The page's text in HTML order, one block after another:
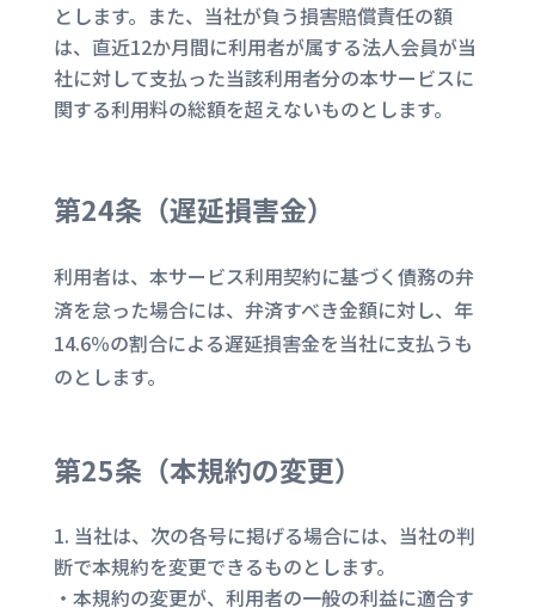
とします。また、当社が負う損害賠償責任の額
は、直近12か月間に利用者が属する法人会員が当
社に対して支払った当該利用者分の本サービスに
関する利用料の総額を超えないものとします。
第24条（遅延損害金）
利用者は、本サービス利用契約に基づく債務の弁
済を怠った場合には、弁済すべき金額に対し、年
14.6％の割合による遅延損害金を当社に支払うも
のとします。
第25条（本規約の変更）
当社は、次の各号に掲げる場合には、当社の判
断で本規約を変更できるものとします。
・本規約の変更が、利用者の一般の利益に適合す